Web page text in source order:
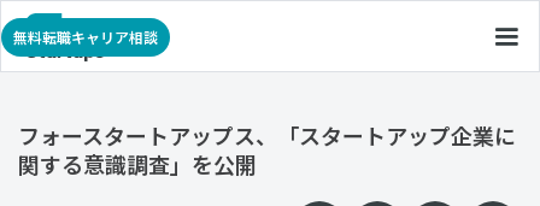
無料転職キャリア相談
フォースタートアップス、「スタートアップ企業に
関する意識調査」を公開